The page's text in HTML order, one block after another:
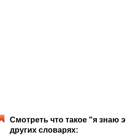
Смотреть что такое "я знаю
других словарях: